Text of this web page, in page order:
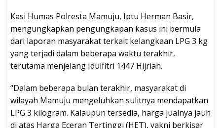
Kasi Humas Polresta Mamuju, Iptu Herman Basir,
mengungkapkan pengungkapan kasus ini bermula
dari laporan masyarakat terkait kelangkaan LPG 3 kg
yang terjadi dalam beberapa waktu terakhir,
terutama menjelang Idulfitri 1447 Hijriah.
“Dalam beberapa bulan terakhir, masyarakat di
wilayah Mamuju mengeluhkan sulitnya mendapatkan
LPG 3 kilogram. Kalaupun tersedia, harga jualnya jauh
di atas Harga Eceran Tertinggi (HET), yakni berkisar